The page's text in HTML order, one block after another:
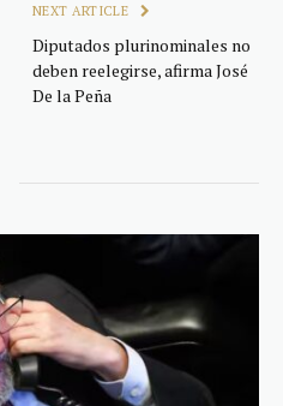
NEXT ARTICLE
Diputados plurinominales no
deben reelegirse, afirma José
De la Peña